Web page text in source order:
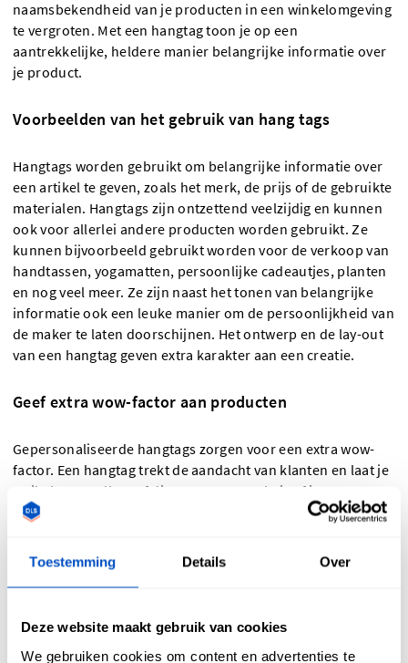
Toestemming Details Over
Deze website maakt gebruik van cookies
We gebruiken cookies om content en advertenties te
naamsbekendheid van je producten in een winkelomgeving
te vergroten. Met een hangtag toon je op een
aantrekkelijke, heldere manier belangrijke informatie over
je product.
Voorbeelden van het gebruik van hang tags
Hangtags worden gebruikt om belangrijke informatie over
een artikel te geven, zoals het merk, de prijs of de gebruikte
materialen. Hangtags zijn ontzettend veelzijdig en kunnen
ook voor allerlei andere producten worden gebruikt. Ze
kunnen bijvoorbeeld gebruikt worden voor de verkoop van
handtassen, yogamatten, persoonlijke cadeautjes, planten
en nog veel meer. Ze zijn naast het tonen van belangrijke
informatie ook een leuke manier om de persoonlijkheid van
de maker te laten doorschijnen. Het ontwerp en de lay-out
van een hangtag geven extra karakter aan een creatie.
Geef extra wow-factor aan producten
Gepersonaliseerde hangtags zorgen voor een extra wow-
factor. Een hangtag trekt de aandacht van klanten en laat je
artikelen opvallen, of dit nu op een markt is of in een
boetiekje in een winkelcentrum. Ze kunnen zelfs als
aan een cadeau worden toegevoegd. Hangtags zijn ook leuk
als bedrukte labels voor opslagbakken, dankzij de